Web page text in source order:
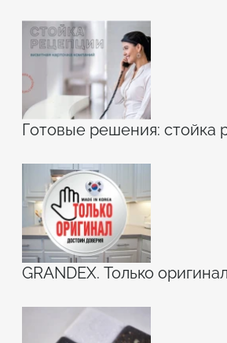
Готовые решения: стойка
GRANDEX. Только